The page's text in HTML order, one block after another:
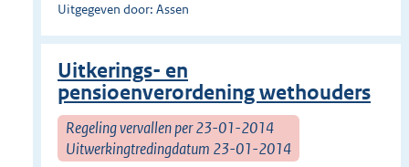
Uitgegeven door: Assen
Uitkerings- en
pensioenverordening wethouders
Regeling vervallen per 23-01-2014
Uitwerkingtredingdatum 23-01-2014